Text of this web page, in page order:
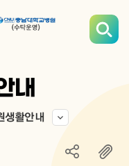
내
생활안내